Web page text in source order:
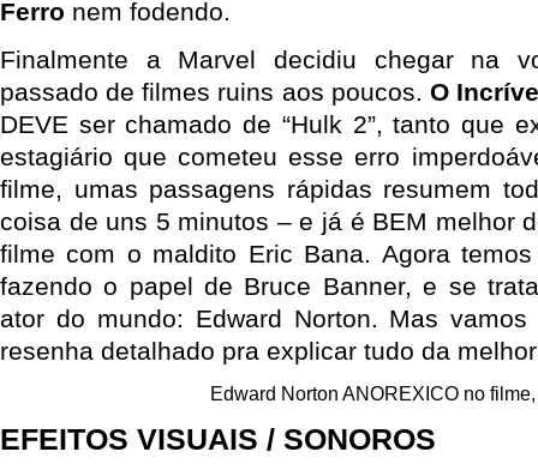
Ferro nem fodendo.
Finalmente a Marvel decidiu chegar na
passado de filmes ruins aos poucos. O
DEVE ser chamado de “Hulk 2”, tanto que
estagiário que cometeu esse erro
filme, umas passagens rápidas resumem
coisa de uns 5 minutos – e já é BEM melhor
filme com o maldito Eric Bana. Agora
fazendo o papel de Bruce Banner, e se
ator do mundo: Edward Norton. Mas
resenha detalhado pra explicar tudo da
Edward Norton ANOREXICO no
EFEITOS VISUAIS / SONOROS